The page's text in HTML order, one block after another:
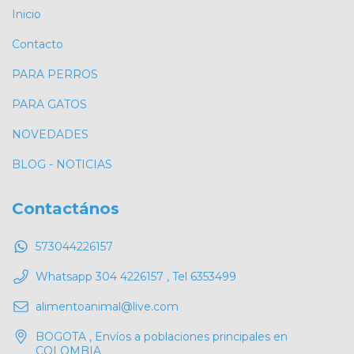
Inicio
Contacto
PARA PERROS
PARA GATOS
NOVEDADES
BLOG - NOTICIAS
Contactános
573044226157
Whatsapp 304 4226157 , Tel 6353499
alimentoanimal@live.com
BOGOTA , Envíos a poblaciones principales en
COLOMBIA